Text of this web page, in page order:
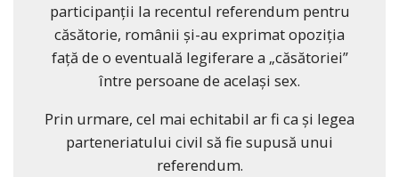
participanții la recentul referendum pentru
căsătorie, românii și-au exprimat opoziția
față de o eventuală legiferare a „căsătoriei”
între persoane de același sex.
Prin urmare, cel mai echitabil ar fi ca și legea
parteneriatului civil să fie supusă unui
referendum.